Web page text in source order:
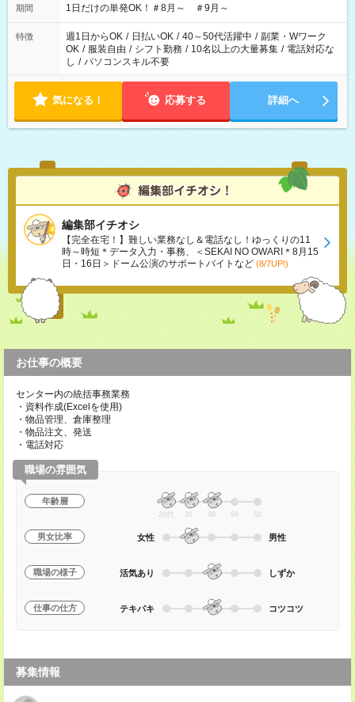
期間 1日だけの単発OK！＃8月～ ＃9月～
特徴 週1日からOK / 日払いOK / 40～50代活躍中 / 副業・Wワーク
OK / 服装自由 / シフト勤務 / 10名以上の大量募集 / 電話対応な
し / パソコンスキル不要
気になる！ 応募する 詳細へ
編集部イチオシ
【完全在宅！】難しい業務なし＆電話なし！ゆっくりの11
時～時短＊データ入力・事務、＜SEKAI NO OWARI＊8月15
日・16日＞ドーム公演のサポートバイトなど (8/7UP!)
お仕事の概要
センター内の統括事務業務
・資料作成(Excelを使用)
・物品管理、倉庫整理
・物品注文、発送
・電話対応
職場の雰囲気
年齢層
20代 30 40 50 60
男女比率 女性 男性
職場の様子 活気あり しずか
仕事の仕方 テキパキ コツコツ
募集情報